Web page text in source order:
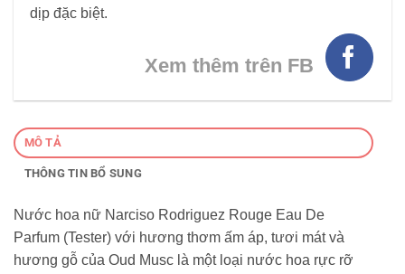
dịp đặc biệt.
Xem thêm trên FB
MÔ TẢ
THÔNG TIN BỔ SUNG
Nước hoa nữ Narciso Rodriguez Rouge Eau De
Parfum (Tester) với hương thơm ấm áp, tươi mát và
hương gỗ của Oud Musc là một loại nước hoa rực rỡ